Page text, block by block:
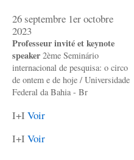
26 septembre 1er octobre
2023
Professeur invité et keynote
speaker 2ème Seminário
internacional de pesquisa: o circo
de ontem e de hoje / Universidade
Federal da Bahia - Br
I+I Voir
I+I Voir